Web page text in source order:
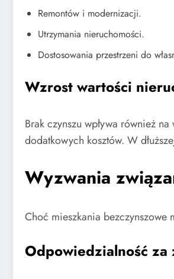
Remontów i modernizacji.
Utrzymania nieruchomości.
Dostosowania przestrzeni do
Wzrost wartości
Brak czynszu wpływa również
dodatkowych kosztów. W
Wyzwania
Choć mieszkania
Odpowiedzialność za